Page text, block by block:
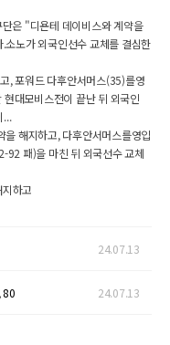
은 "디욘테 데이비스와 계약을
노가 외국인선수 교체를 결심한
, 포워드 다후안서머스(35)를영
대모비스전이 끝난 뒤 외국인
...
해지하고, 다후안서머스를영입
92 패)을 마친 뒤 외국선수 교체
하고
24.07.13
80 24.07.13